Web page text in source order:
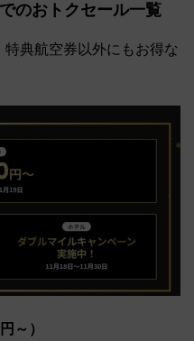
のおトクセール一覧
典航空券以外にもお得な
～）